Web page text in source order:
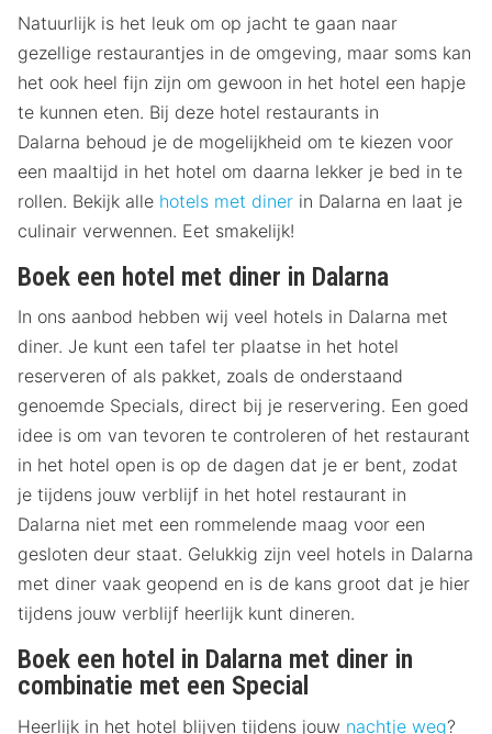
Natuurlijk is het leuk om op jacht te gaan naar
gezellige restaurantjes in de omgeving, maar soms kan
het ook heel fijn zijn om gewoon in het hotel een hapje
te kunnen eten. Bij deze hotel restaurants in
Dalarna behoud je de mogelijkheid om te kiezen voor
een maaltijd in het hotel om daarna lekker je bed in te
rollen. Bekijk alle hotels met diner in Dalarna en laat je
culinair verwennen. Eet smakelijk!
Boek een hotel met diner in Dalarna
In ons aanbod hebben wij veel hotels in Dalarna met
diner. Je kunt een tafel ter plaatse in het hotel
reserveren of als pakket, zoals de onderstaand
genoemde Specials, direct bij je reservering. Een goed
idee is om van tevoren te controleren of het restaurant
in het hotel open is op de dagen dat je er bent, zodat
je tijdens jouw verblijf in het hotel restaurant in
Dalarna niet met een rommelende maag voor een
gesloten deur staat. Gelukkig zijn veel hotels in Dalarna
met diner vaak geopend en is de kans groot dat je hier
tijdens jouw verblijf heerlijk kunt dineren.
Boek een hotel in Dalarna met diner in
combinatie met een Special
Heerlijk in het hotel blijven tijdens jouw nachtje weg?